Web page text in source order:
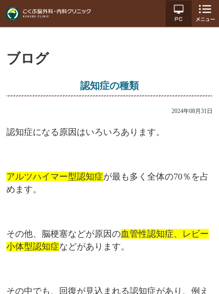
ブログ
認知症の種類
2024年08月31日
認知症になる原因はいろいろあります。
アルツハイマー型認知症が最も多く全体の70％を占
めます。
その他、脳梗塞などが原因の血管性認知症、レビー
小体型認知症などがあります。
その中でも、回復が見込まれる認知症があり、例え